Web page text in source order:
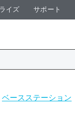
イズ サポート
ベースステーション